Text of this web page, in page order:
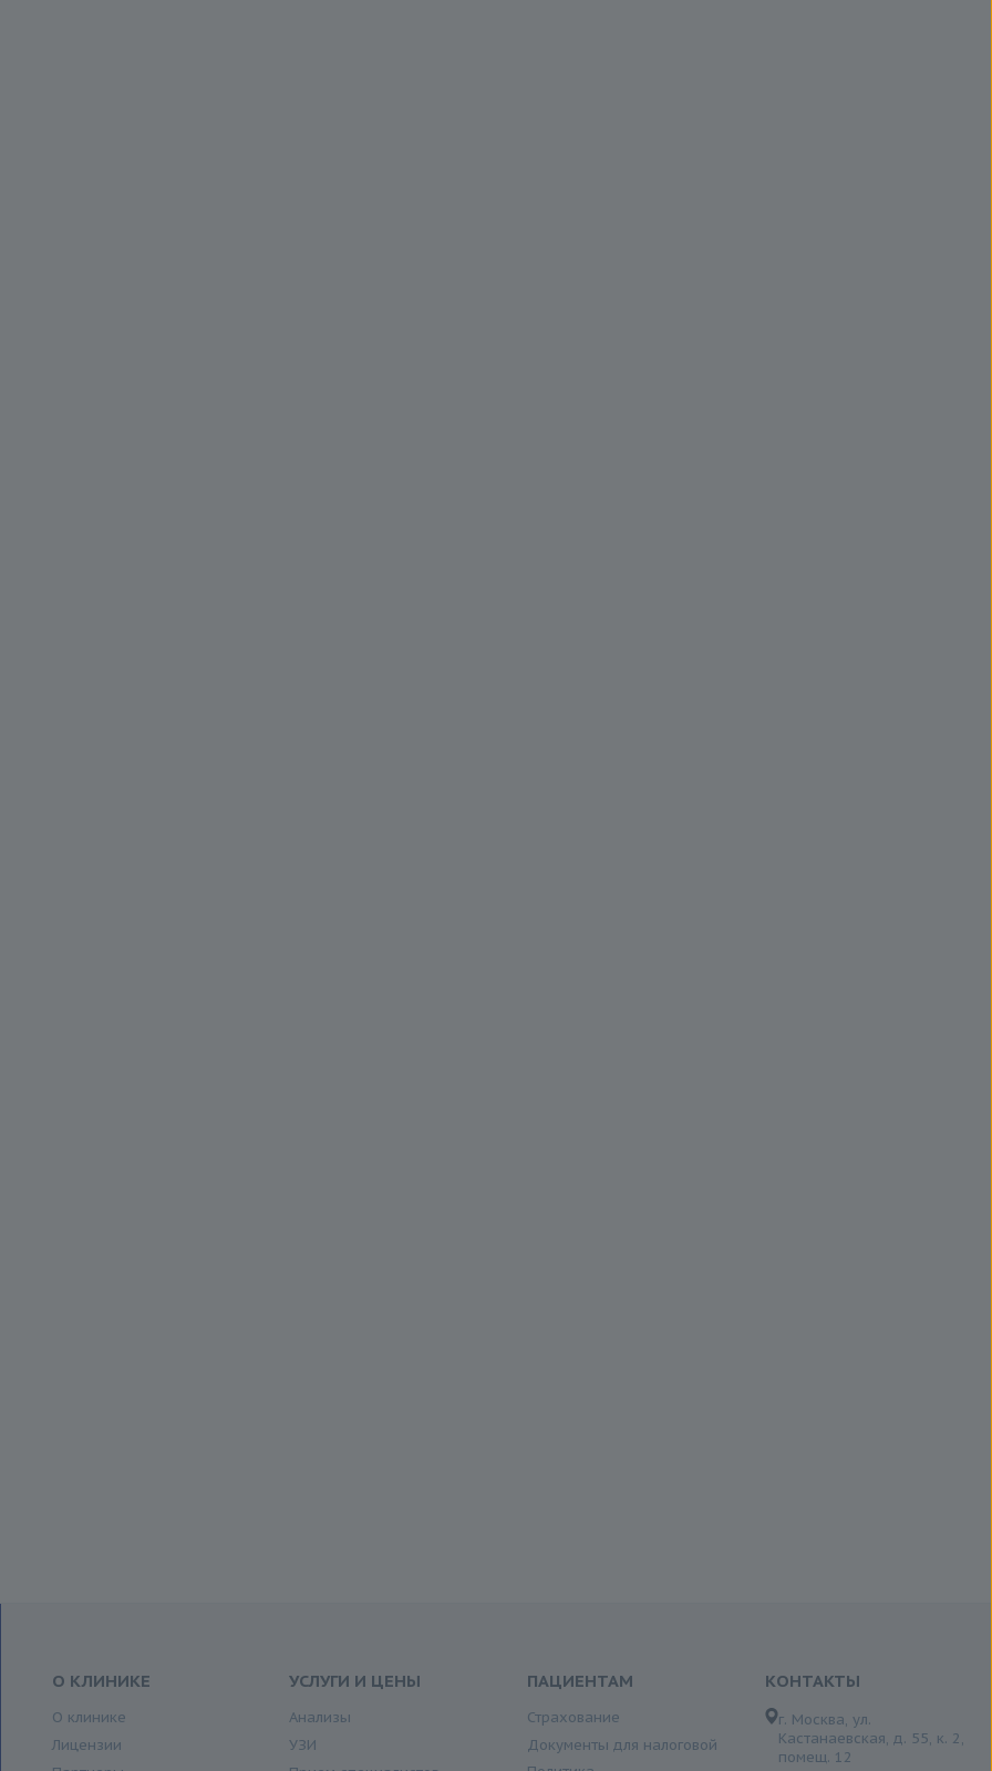
О КЛИНИКЕ
О клинике
Лицензии
УСЛУГИ И ЦЕНЫ
Анализы
УЗИ
ПАЦИЕНТАМ
Страхование
Документы для налоговой
КОНТАКТЫ
г. Москва, ул.
Кастанаевская, д. 55, к. 2,
помещ. 12